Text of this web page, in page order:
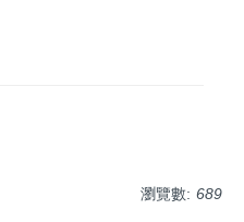
瀏覽數: 689